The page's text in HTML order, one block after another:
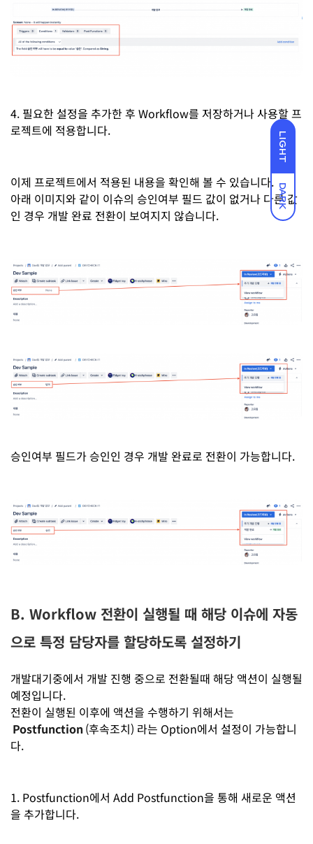
LIGHT
DARK
4. 필요한 설정을 추가한 후 Workflow를 저장하거나 사용할 프
로젝트에 적용합니다.
이제 프로젝트에서 적용된 내용을 확인해 볼 수 있습니다.
아래 이미지와 같이 이슈의 승인여부 필드 값이 없거나 다른 값
인 경우 개발 완료 전환이 보여지지 않습니다.
승인여부 필드가 승인인 경우 개발 완료로 전환이 가능합니다.
B. Workflow 전환이 실행될 때 해당 이슈에 자동
으로 특정 담당자를 할당하도록 설정하기
개발대기중에서 개발 진행 중으로 전환될때 해당 액션이 실행될
예정입니다.
전환이 실행된 이후에 액션을 수행하기 위해서는
Postfunction (후속조치) 라는 Option에서 설정이 가능합니
다.
1. Postfunction에서 Add Postfunction을 통해 새로운 액션
을 추가합니다.